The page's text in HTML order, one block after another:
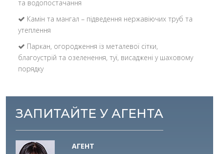
та водопостачання
Камін та мангал – підведення нержавіючих труб та
утеплення
Паркан, огородження із металевої сітки,
благоустрій та озеленення, туї, висаджені у шаховому
порядку
ЗАПИТАЙТЕ У АГЕНТА
АГЕНТ